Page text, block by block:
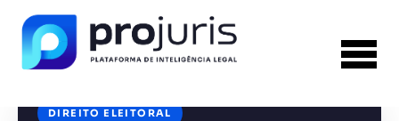
DIREITO ELEITORAL